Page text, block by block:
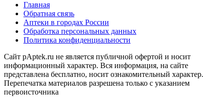
Главная
Обратная связь
Аптеки в городах России
Обработка персональных данных
Политика конфиденциальности
Сайт pAptek.ru не является публичной офертой и носит
информационный характер. Вся информация, на сайте
представлена бесплатно, носит ознакомительный характер.
Перепечатка материалов разрешена только с указанием
первоисточника